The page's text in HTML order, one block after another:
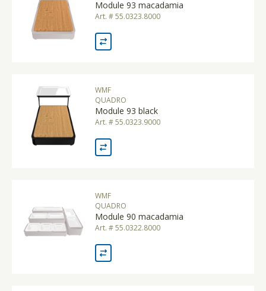
Module 93 macadamia
Art. # 55.0323.8000
WMF
QUADRO
Module 93 black
Art. # 55.0323.9000
WMF
QUADRO
Module 90 macadamia
Art. # 55.0322.8000